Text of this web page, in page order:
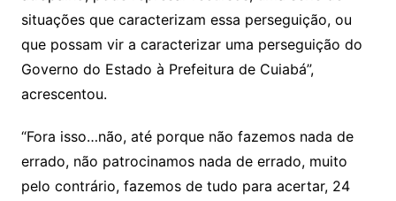
situações que caracterizam essa perseguição, ou
que possam vir a caracterizar uma perseguição do
Governo do Estado à Prefeitura de Cuiabá”,
acrescentou.
“Fora isso…não, até porque não fazemos nada de
errado, não patrocinamos nada de errado, muito
pelo contrário, fazemos de tudo para acertar, 24